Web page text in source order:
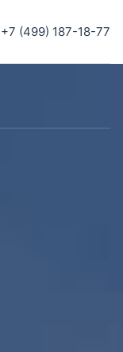
+7 (499) 187-18-77